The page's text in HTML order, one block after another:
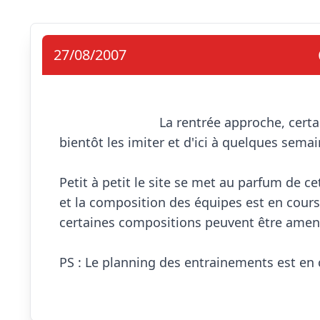
27/08/2007
bientôt les imiter et d'ici à quelques
Petit à petit le site se met au parfum de
et la composition des équipes est en
certaines compositions peuvent être
PS : Le planning des entrainements est